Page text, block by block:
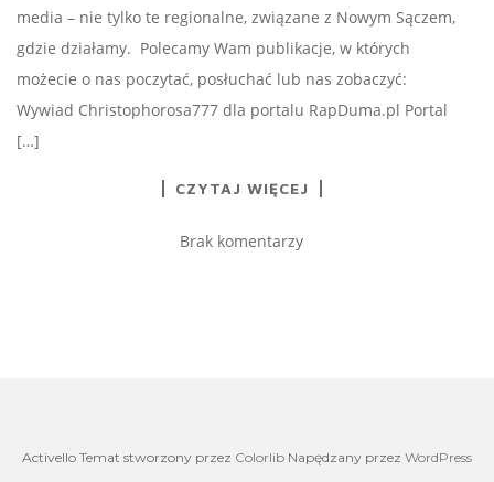
media – nie tylko te regionalne, związane z Nowym Sączem,
gdzie działamy. Polecamy Wam publikacje, w których
możecie o nas poczytać, posłuchać lub nas zobaczyć:
Wywiad Christophorosa777 dla portalu RapDuma.pl Portal
[…]
CZYTAJ WIĘCEJ
Brak komentarzy
Activello Temat stworzony przez Colorlib Napędzany przez WordPress